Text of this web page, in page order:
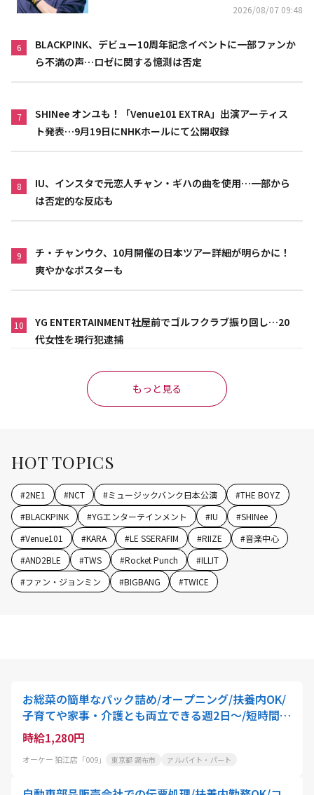
2026/08/07 09:48
6
BLACKPINK、デビュー10周年記念イベントに一部ファンか
ら不満の声…ロゼに関する憶測は否定
7
SHINee オンユも！「Venue101 EXTRA」出演アーティス
ト発表…9月19日にNHKホールにて公開収録
8
IU、インスタで元恋人チャン・ギハの曲を使用…一部から
は否定的な反応も
9
チ・チャンウク、10月開催の日本ツアー詳細が明らかに！
爽やかなポスターも
10
YG ENTERTAINMENT社屋前でゴルフクラブ振り回し…20
代女性を現行犯逮捕
もっと見る
HOT TOPICS
#2NE1 #NCT #ミュージックバンク日本公演 #THE BOYZ
#BLACKPINK #YGエンターテインメント #IU #SHINee
#Venue101 #KARA #LE SSERAFIM #RIIZE #音楽中心
#AND2BLE #TWS #Rocket Punch #ILLIT
#ファン・ジョンミン #BIGBANG #TWICE
お総菜の簡単なパック詰め/オープニング/扶養内OK/
子育てや家事・介護とも両立できる週2日～/短時間O
K
時給1,280円
オーケー 狛江店「009」 東京都 調布市 アルバイト・パート